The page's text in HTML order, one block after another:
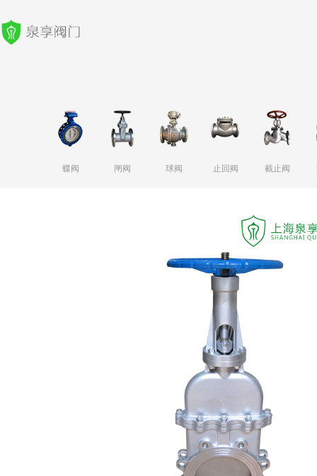
蝶阀 闸阀 球阀 止回阀 截止阀